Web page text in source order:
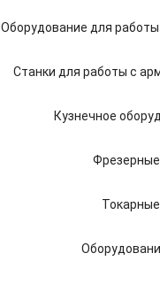
Оборудование для
Станки для работы с
Кузнечное